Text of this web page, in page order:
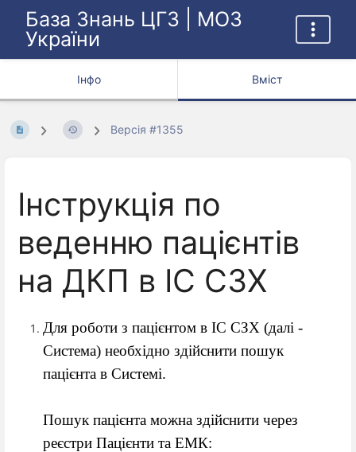
База Знань ЦГЗ | МОЗ
України
Інфо Вміст
Версія #1355
Інструкція по
веденню пацієнтів
на ДКП в ІС СЗХ
Для роботи з пацієнтом в ІС СЗХ (далі -
Система) необхідно здійснити пошук
пацієнта в Системі.
Пошук пацієнта можна здійснити через
реєстри Пацієнти та ЕМК: